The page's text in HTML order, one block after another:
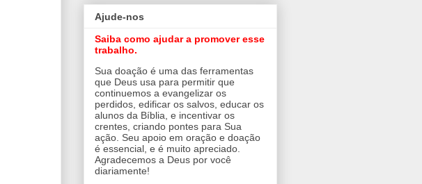
Ajude-nos
Saiba como ajudar a promover esse
trabalho.
Sua doação é uma das ferramentas
que Deus usa para permitir que
continuemos a evangelizar os
perdidos, edificar os salvos, educar os
alunos da Bíblia, e incentivar os
crentes, criando pontes para Sua
ação. Seu apoio em oração e doação
é essencial, e é muito apreciado.
Agradecemos a Deus por você
diariamente!